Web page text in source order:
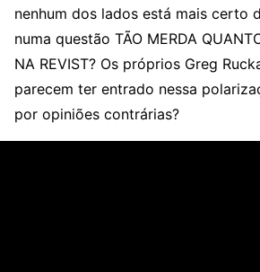
nenhum dos lados está mais certo
numa questão TÃO MERDA
NA REVIST? Os próprios Greg
parecem ter entrado nessa
por opiniões contrárias?